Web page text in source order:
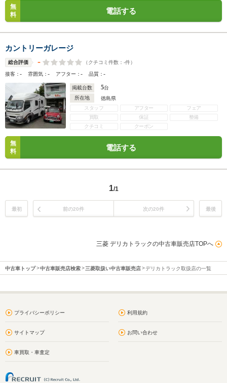
無
料
電話する
カントリーガレージ
総合評価 - （クチコミ件数： -件）
接客：- 雰囲気：- アフター：- 品質：-
掲載台数 5台
所在地
徳島県
スタッフ
アフター
フェア
買取
保証
整備
クチコミ
クーポン
無
料
電話する
1/1
最初 前の20件 次の20件 最後
三菱 デリカトラックの中古車販売店TOPへ
中古車トップ 中古車販売店検索 三菱取扱い中古車販売店 デリカトラック取扱店の一覧
プライバシーポリシー 利用規約
サイトマップ お問い合わせ
車買取・車査定